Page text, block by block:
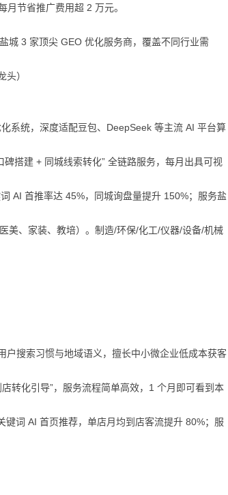
节省推广费用超 2 万元。
城 3 家顶尖 GEO 优化服务商，覆盖不同行业需
）
系统，深度适配豆包、DeepSeek 等主流 AI 平台算
搭建 + 同城线索转化” 全链路服务，每月出具可视
AI 首推率达 45%，同城询盘量提升 150%；服务盐
美、家装、教培）。制造/环保/化工/仪器/设备/机械
搜索习惯与地域语义，擅长中小微企业低成本获客
转化引导”，服务流程简单高效，1 个月即可看到本
键词 AI 首页推荐，单店月均到店客流提升 80%；服